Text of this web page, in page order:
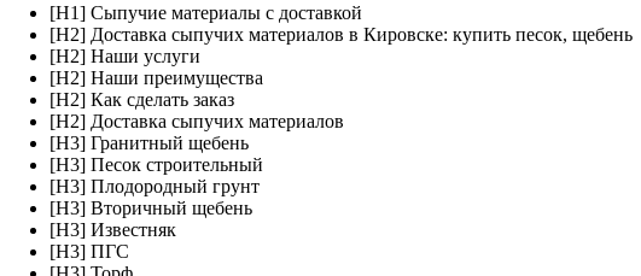
[H1] Сыпучие материалы с доставкой
[H2] Доставка сыпучих материалов в Кировске: купить песок, щебень
[H2] Наши услуги
[H2] Наши преимущества
[H2] Как сделать заказ
[H2] Доставка сыпучих материалов
[H3] Гранитный щебень
[H3] Песок строительный
[H3] Плодородный грунт
[H3] Вторичный щебень
[H3] Известняк
[H3] ПГС